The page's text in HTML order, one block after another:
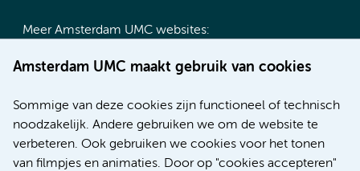
Amsterdam UMC maakt gebruik van cookies
Sommige van deze cookies zijn functioneel of technisch
noodzakelijk. Andere gebruiken we om de website te
verbeteren. Ook gebruiken we cookies voor het tonen
van filmpjes en animaties. Door op "cookies accepteren"
Meer Amsterdam UMC websites:
Werken bij Amsterdam UMC
Nieuws
Research
Educatie locatie AMC
Educatie locatie VUmc